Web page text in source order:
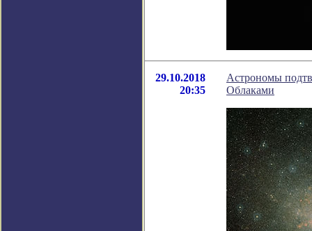
29.10.2018
20:35
Астрономы
Облаками